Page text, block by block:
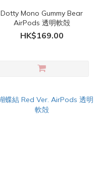
Dotty Mono Gummy Bear
AirPods 透明軟殻
HK$169.00